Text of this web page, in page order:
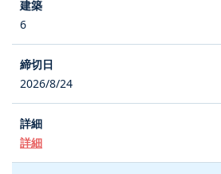
6
2026/8/24
詳細